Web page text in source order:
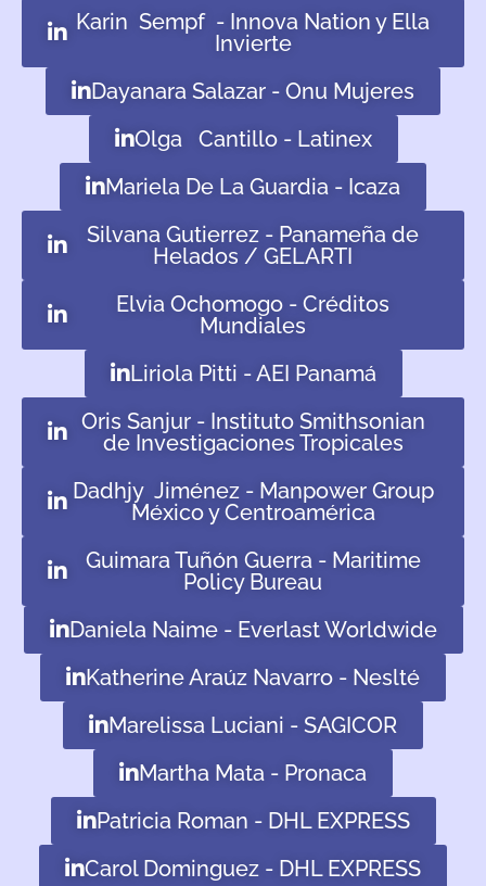
Karin Sempf - Innova Nation y Ella
Invierte
Dayanara Salazar - Onu Mujeres
Olga Cantillo - Latinex
Mariela De La Guardia - Icaza
Silvana Gutierrez - Panameña de
Helados / GELARTI
Elvia Ochomogo - Créditos
Mundiales
Liriola Pitti - AEI Panamá
Oris Sanjur - Instituto Smithsonian
de Investigaciones Tropicales
Dadhjy Jiménez - Manpower Group
México y Centroamérica
Guimara Tuñón Guerra - Maritime
Policy Bureau
Daniela Naime - Everlast Worldwide
Katherine Araúz Navarro - Neslté
Marelissa Luciani - SAGICOR
Martha Mata - Pronaca
Patricia Roman - DHL EXPRESS
Carol Dominguez - DHL EXPRESS